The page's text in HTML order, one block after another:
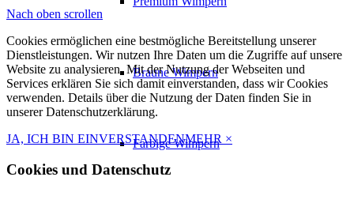
Braune Wimpern
Farbige Wimpern
Nach oben scrollen
Cookies ermöglichen eine bestmögliche Bereitstellung unserer
Dienstleistungen. Wir nutzen Ihre Daten um die Zugriffe auf unsere
Website zu analysieren. Mit der Nutzung der Webseiten und
Services erklären Sie sich damit einverstanden, dass wir Cookies
verwenden. Details über die Nutzung der Daten finden Sie in
unserer Datenschutzerklärung.
JA, ICH BIN EINVERSTANDENMEHR ×
Cookies und Datenschutz